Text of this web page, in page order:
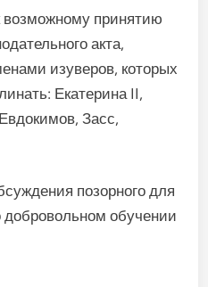
возможному принятию
акта,
изуверов, которых
Екатерина II,
Засс,
позорного для
добровольном обучении